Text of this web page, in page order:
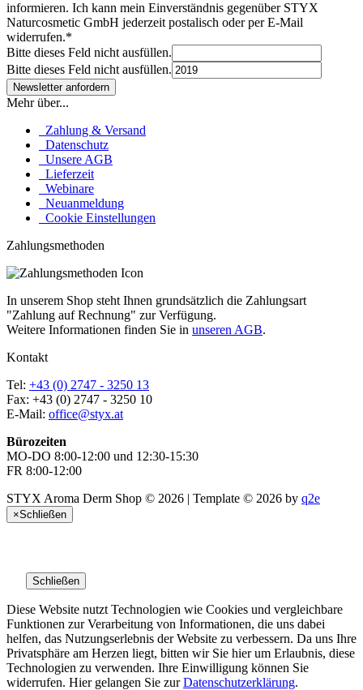
informieren. Ich kann mein Einverständnis gegenüber STYX
Naturcosmetic GmbH jederzeit postalisch oder per E-Mail
widerrufen.*
Bitte dieses Feld nicht ausfüllen.
Bitte dieses Feld nicht ausfüllen.
Mehr über...
Zahlung & Versand
Datenschutz
Unsere AGB
Lieferzeit
Webinare
Neuanmeldung
Cookie Einstellungen
Zahlungsmethoden
In unserem Shop steht Ihnen grundsätzlich die Zahlungsart
"Zahlung auf Rechnung" zur Verfügung.
Weitere Informationen finden Sie in unseren AGB.
Kontakt
Tel: +43 (0) 2747 - 3250 13
Fax: +43 (0) 2747 - 3250 10
E-Mail: office@styx.at
Bürozeiten
MO-DO 8:00-12:00 und 12:30-15:30
FR 8:00-12:00
STYX Aroma Derm Shop © 2026 | Template © 2026 by q2e
×Schließen
Schließen
Diese Website nutzt Technologien wie Cookies und vergleichbare
Funktionen zur Verarbeitung von Informationen, die uns dabei
helfen, das Nutzungserlebnis der Website zu verbessern. Da uns Ihre
Privatsphäre am Herzen liegt, bitten wir Sie hier um Erlaubnis, diese
Technologien zu verwenden. Ihre Einwilligung können Sie
widerrufen. Hier gelangen Sie zurDatenschutzerklärung.